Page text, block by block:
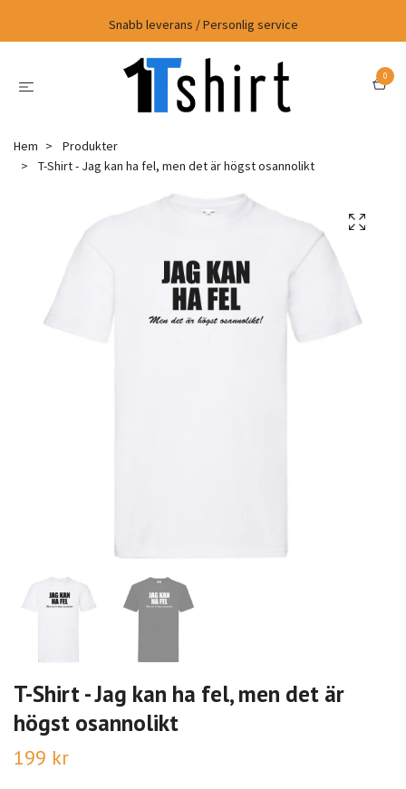
Snabb leverans / Personlig service
0
Hem
Produkter
T-Shirt - Jag kan ha fel, men det är högst osannolikt
T-Shirt - Jag kan ha fel, men det är
högst osannolikt
199 kr